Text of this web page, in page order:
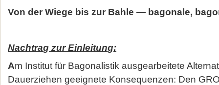
Von der Wiege bis zur Bahle — bagonale,
Nachtrag zur Einleitung:
Am Institut für Bagonalistik ausgearbeitete
Dauerziehen geeignete Konsequenzen: Den